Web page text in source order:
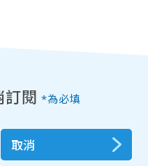
閱 *為必填
取消